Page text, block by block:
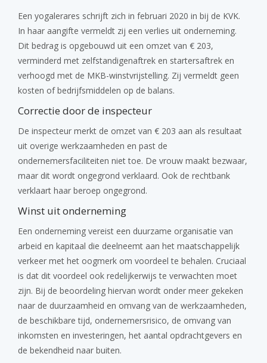
Een yogalerares schrijft zich in februari 2020 in bij de KVK.
In haar aangifte vermeldt zij een verlies uit onderneming.
Dit bedrag is opgebouwd uit een omzet van € 203,
verminderd met zelfstandigenaftrek en startersaftrek en
verhoogd met de MKB-winstvrijstelling. Zij vermeldt geen
kosten of bedrijfsmiddelen op de balans.
Correctie door de inspecteur
De inspecteur merkt de omzet van € 203 aan als resultaat
uit overige werkzaamheden en past de
ondernemersfaciliteiten niet toe. De vrouw maakt bezwaar,
maar dit wordt ongegrond verklaard. Ook de rechtbank
verklaart haar beroep ongegrond.
Winst uit onderneming
Een onderneming vereist een duurzame organisatie van
arbeid en kapitaal die deelneemt aan het maatschappelijk
verkeer met het oogmerk om voordeel te behalen. Cruciaal
is dat dit voordeel ook redelijkerwijs te verwachten moet
zijn. Bij de beoordeling hiervan wordt onder meer gekeken
naar de duurzaamheid en omvang van de werkzaamheden,
de beschikbare tijd, ondernemersrisico, de omvang van
inkomsten en investeringen, het aantal opdrachtgevers en
de bekendheid naar buiten.